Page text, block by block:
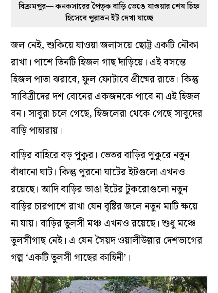
বিক্রমপুর— কনকসারের পৈতৃক বাড়ি ভেঙে যাওয়ার শেষ চিহ্ন
হিসেবে পুরাতন ইট দেখা যাচ্ছে
জল নেই, শুকিয়ে যাওয়া জলাসয়ে ছোট্ট একটি নৌকা
রাখা। পাশে তিনটি হিজল গাছ দাঁড়িয়ে। এই বসন্তে
হিজল পাতা ঝরাবে, ফুল ফোটাবে গ্রীষ্মের রাতে। কিন্তু
সাবিত্রীদের দশ বোনের একজনকে পাবে না এই হিজল
বন। সাবুরা চলে গেছে, হিজলেরা থেকে গেছে সাবুদের
বাড়ি পাহারায়।
বাড়ির বাহিরে বড় পুকুর। ভেতর বাড়ির পুকুরে নতুন
বাঁধানো ঘাট। কিন্তু পুরনো ঘাটের ইটগুলো এখনও
রয়েছে। আদি বাড়ির ভাঙা ইটের টুকরোগুলো নতুন
বাড়ির চারপাশে রাখা যেন বৃষ্টির জলে নতুন মাটি ক্ষয়ে
না যায়। বাড়ির তুলসী মঞ্চ এখনও রয়েছে। শুধু মঞ্চে
তুলসীগাছ নেই। এ যেন সৈয়দ ওয়ালীউল্লার দেশভাগের
গল্প ‘একটি তুলসী গাছের কাহিনী’।